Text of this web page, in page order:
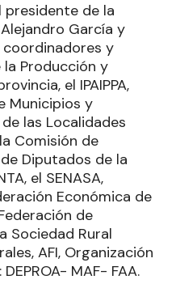
presidente de la
García y
y
Producción y
el IPAIPPA,
Municipios y
las Localidades
Comisión de
Diputados de la
el SENASA,
Económica de
de
Sociedad Rural
AFI, Organización
MAF- FAA.